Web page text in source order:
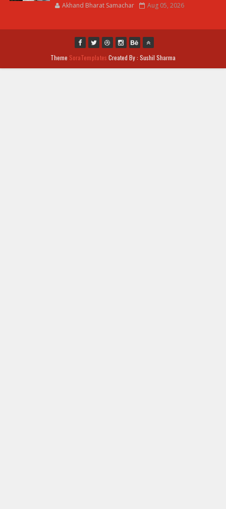
Akhand Bharat Samachar Aug 05, 2026
Theme SoraTemplates Created By : Sushil Sharma